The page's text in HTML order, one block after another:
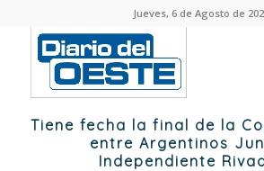
Jueves, 6 de Agosto de
Tiene fecha la final de la
entre Argentinos
Independiente